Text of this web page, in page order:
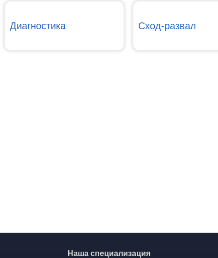
Диагностика Сход-развал
Наша специализация